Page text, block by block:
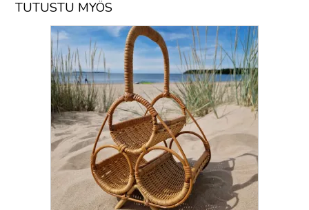
TUTUSTU MYÖS